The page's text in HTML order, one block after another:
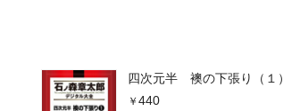
四次元半 襖の下張り（１）
440